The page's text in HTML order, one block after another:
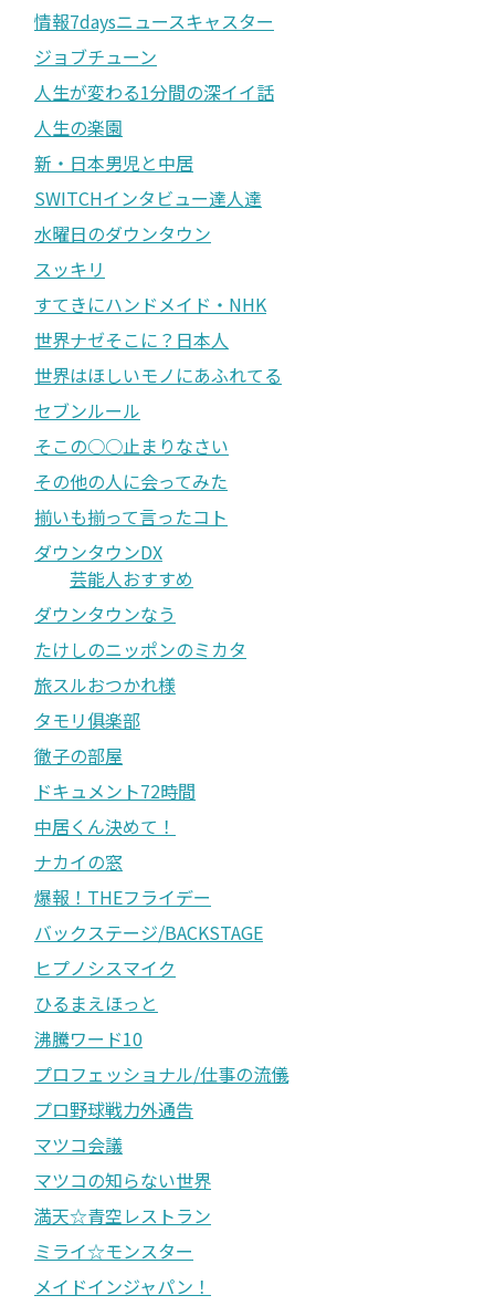
情報7daysニュースキャスター
ジョブチューン
人生が変わる1分間の深イイ話
人生の楽園
新・日本男児と中居
SWITCHインタビュー達人達
水曜日のダウンタウン
スッキリ
すてきにハンドメイド・NHK
世界ナゼそこに？日本人
世界はほしいモノにあふれてる
セブンルール
そこの○○止まりなさい
その他の人に会ってみた
揃いも揃って言ったコト
ダウンタウンDX
芸能人おすすめ
ダウンタウンなう
たけしのニッポンのミカタ
旅スルおつかれ様
タモリ俱楽部
徹子の部屋
ドキュメント72時間
中居くん決めて！
ナカイの窓
爆報！THEフライデー
バックステージ/BACKSTAGE
ヒプノシスマイク
ひるまえほっと
沸騰ワード10
プロフェッショナル/仕事の流儀
プロ野球戦力外通告
マツコ会議
マツコの知らない世界
満天☆青空レストラン
ミライ☆モンスター
メイドインジャパン！